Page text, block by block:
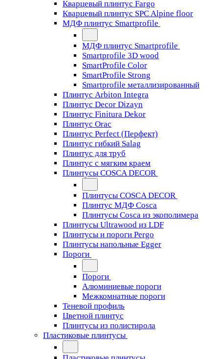
Кварцевый плинтус Fargo
Кварцевый плинтус SPC Alpine floor
МДФ плинтус Smartprofile
МДФ плинтус Smartprofile
Smartprofile 3D wood
SmartProfile Color
SmartProfile Strong
Smartprofile металлизированный
Плинтус Arbiton Integra
Плинтус Decor Dizayn
Плинтус Finitura Dekor
Плинтус Orac
Плинтус Perfect (Перфект)
Плинтус гибкий Salag
Плинтус для труб
Плинтус с мягким краем
Плинтусы COSCA DECOR
Плинтусы COSCA DECOR
Плинтус МДФ Cosca
Плинтусы Cosca из экополимера
Плинтусы Ultrawood из LDF
Плинтусы и пороги Pergo
Плинтусы напольные Egger
Пороги
Пороги
Алюминиевые пороги
Межкомнатные пороги
Теневой профиль
Цветной плинтус
Плинтусы из полистирола
Пластиковые плинтусы